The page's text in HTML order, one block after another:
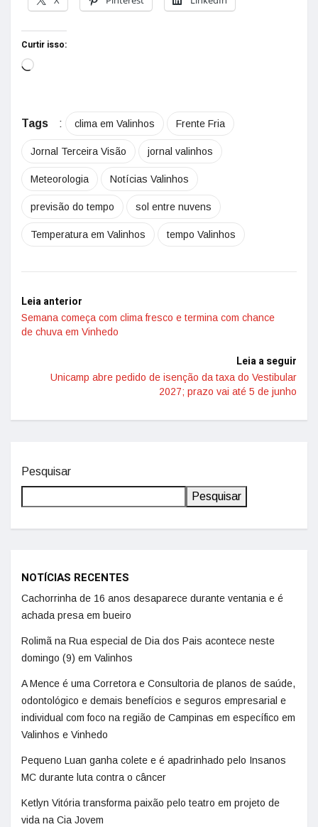
Curtir isso:
Tags : clima em Valinhos Frente Fria
Jornal Terceira Visão jornal valinhos
Meteorologia Notícias Valinhos
previsão do tempo sol entre nuvens
Temperatura em Valinhos tempo Valinhos
Leia anterior
Semana começa com clima fresco e termina com chance
de chuva em Vinhedo
Leia a seguir
Unicamp abre pedido de isenção da taxa do Vestibular
2027; prazo vai até 5 de junho
Pesquisar
Pesquisar
NOTÍCIAS RECENTES
Cachorrinha de 16 anos desaparece durante ventania e é
achada presa em bueiro
Rolimã na Rua especial de Dia dos Pais acontece neste
domingo (9) em Valinhos
A Mence é uma Corretora e Consultoria de planos de saúde,
odontológico e demais benefícios e seguros empresarial e
individual com foco na região de Campinas em específico em
Valinhos e Vinhedo
Pequeno Luan ganha colete e é apadrinhado pelo Insanos
MC durante luta contra o câncer
Ketlyn Vitória transforma paixão pelo teatro em projeto de
vida na Cia Jovem